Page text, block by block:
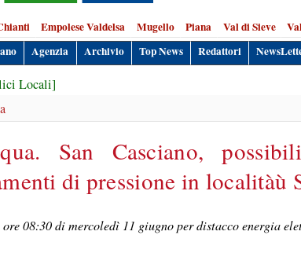
Empolese Valdelsa Mugello Piana Val di Sieve
Agenzia Archivio Top News Redattori
Locali]
San Casciano,
di pressione in localitàù
08:30 di mercoledì 11 giugno per distacco energia